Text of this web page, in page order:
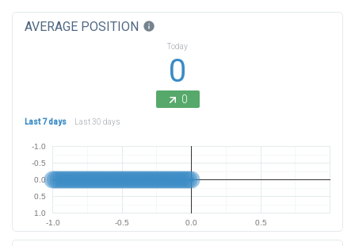
AVERAGE POSITION info
Today
0
0
Last 7 days Last 30 days
-1.0 -0.5 0.0 0.5
-1.0
-0.5
0.0
0.5
1.0